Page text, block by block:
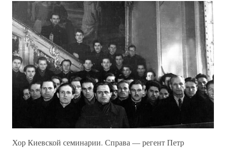
Хор Киевской семинарии. Справа — регент Петр